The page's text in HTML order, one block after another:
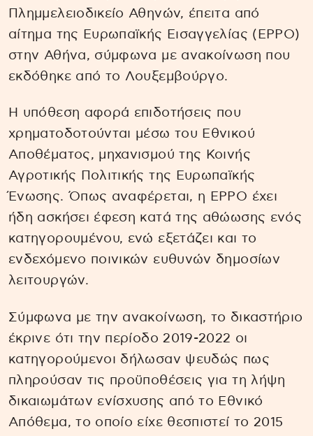
Πλημμελειοδικείο Αθηνών, έπειτα από
αίτημα της Ευρωπαϊκής Εισαγγελίας (EPPO)
στην Αθήνα, σύμφωνα με ανακοίνωση που
εκδόθηκε από το Λουξεμβούργο.
Η υπόθεση αφορά επιδοτήσεις που
χρηματοδοτούνται μέσω του Εθνικού
Αποθέματος, μηχανισμού της Κοινής
Αγροτικής Πολιτικής της Ευρωπαϊκής
Ένωσης. Όπως αναφέρεται, η EPPO έχει
ήδη ασκήσει έφεση κατά της αθώωσης ενός
κατηγορουμένου, ενώ εξετάζει και το
ενδεχόμενο ποινικών ευθυνών δημοσίων
λειτουργών.
Σύμφωνα με την ανακοίνωση, το δικαστήριο
έκρινε ότι την περίοδο 2019-2022 οι
κατηγορούμενοι δήλωσαν ψευδώς πως
πληρούσαν τις προϋποθέσεις για τη λήψη
δικαιωμάτων ενίσχυσης από το Εθνικό
Απόθεμα, το οποίο είχε θεσπιστεί το 2015